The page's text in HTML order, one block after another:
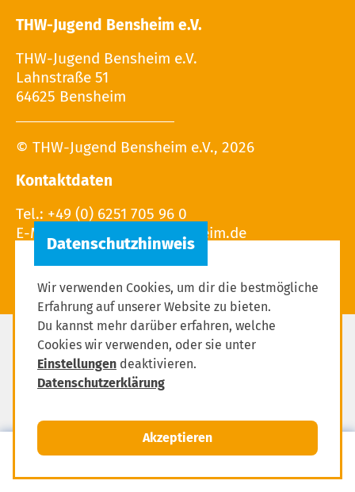
Mitglied werden
MENÜ
THW-Jugend Bensheim e.V.
THW-Jugend Bensheim e.V.
Lahnstraße 51
64625 Bensheim
© THW-Jugend Bensheim e.V., 2026
Kontaktdaten
Tel.: +49 (0) 6251 705 96 0
E-Mail:
Impressum
Datenschutzerklärung
Wir verwenden Cookies, um dir die bestmögliche
Erfahrung auf unserer Website zu bieten.
Du kannst mehr darüber erfahren, welche
Cookies wir verwenden, oder sie unter
Einstellungen deaktivieren.
Datenschutzerklärung
Akzeptieren